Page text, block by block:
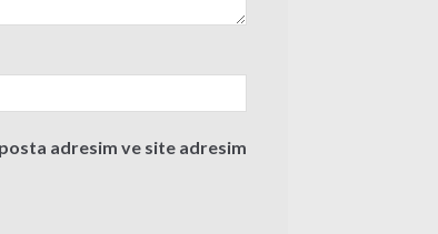
adresim ve site adresim